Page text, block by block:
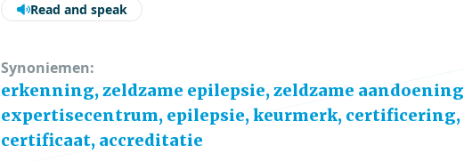
Read and speak
Synoniemen:
erkenning, zeldzame epilepsie, zeldzame
expertisecentrum, epilepsie, keurmerk,
certificaat, accreditatie